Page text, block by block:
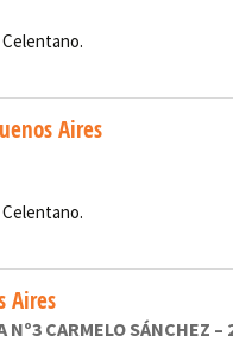
Aires
Aires
Nº3 CARMELO SÁNCHEZ –